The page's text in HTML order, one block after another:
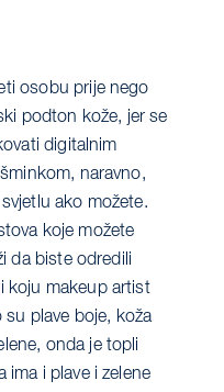
osobu prije nego
podton kože, jer se
digitalnim
naravno,
ako možete.
koje možete
da biste odredili
koju makeup artist
su plave boje, koža
onda je topli
ima i plave i zelene